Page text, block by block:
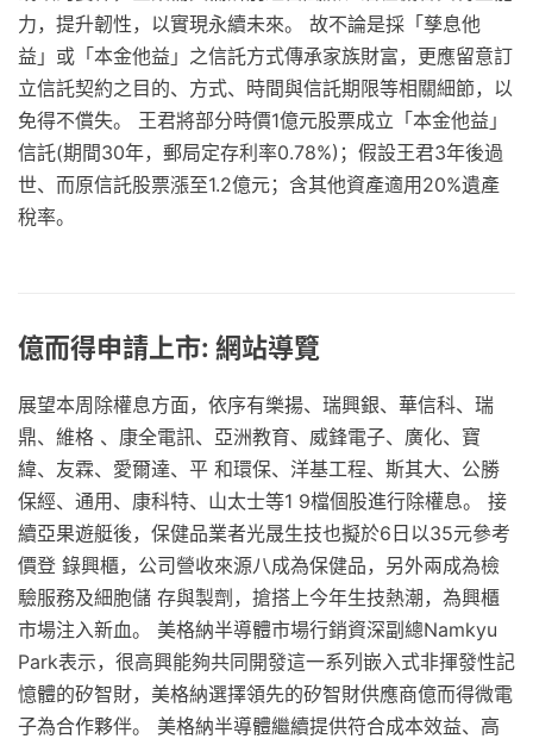
力，提升韌性，以實現永續未來。 故不論是採「孳息他
益」或「本金他益」之信託方式傳承家族財富，更應留意訂
立信託契約之目的、方式、時間與信託期限等相關細節，以
免得不償失。 王君將部分時價1億元股票成立「本金他益」
信託(期間30年，郵局定存利率0.78%)；假設王君3年後過
世、而原信託股票漲至1.2億元；含其他資產適用20%遺產
稅率。
億而得申請上市: 網站導覽
展望本周除權息方面，依序有樂揚、瑞興銀、華信科、瑞
鼎、維格 、康全電訊、亞洲教育、威鋒電子、廣化、寶
緯、友霖、愛爾達、平 和環保、洋基工程、斯其大、公勝
保經、通用、康科特、山太士等1 9檔個股進行除權息。 接
續亞果遊艇後，保健品業者光晟生技也擬於6日以35元參考
價登 錄興櫃，公司營收來源八成為保健品，另外兩成為檢
驗服務及細胞儲 存與製劑，搶搭上今年生技熱潮，為興櫃
市場注入新血。 美格納半導體市場行銷資深副總Namkyu
Park表示，很高興能夠共同開發這一系列嵌入式非揮發性記
憶體的矽智財，美格納選擇領先的矽智財供應商億而得微電
子為合作夥伴。 美格納半導體繼續提供符合成本效益、高